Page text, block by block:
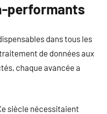
performants
dans tous les
de données aux
chaque avancée a
siècle nécessitaient